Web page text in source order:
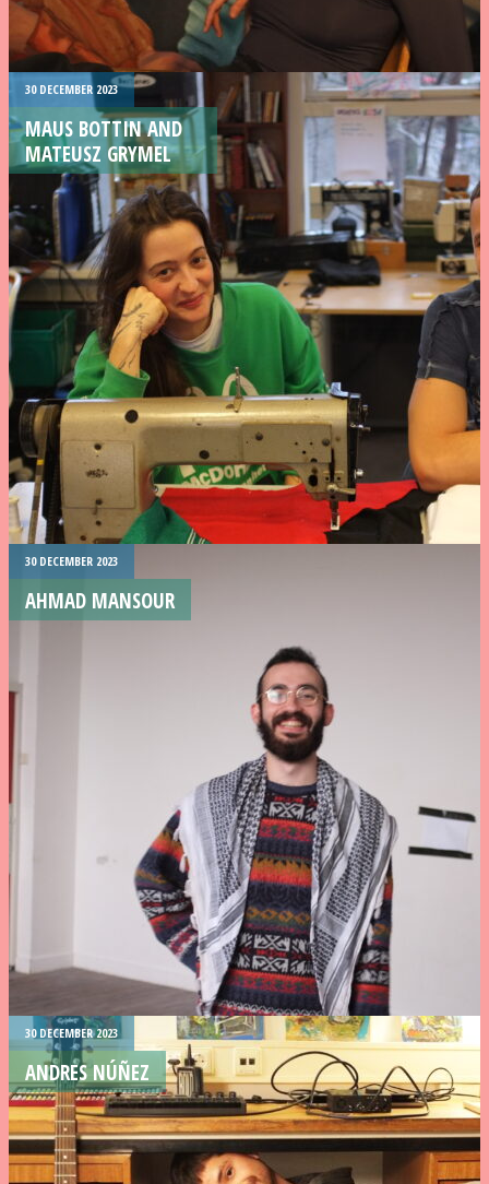
30 DECEMBER 2023
MAUS BOTTIN AND
MATEUSZ GRYMEL
30 DECEMBER 2023
AHMAD MANSOUR
30 DECEMBER 2023
ANDRES NÚÑEZ